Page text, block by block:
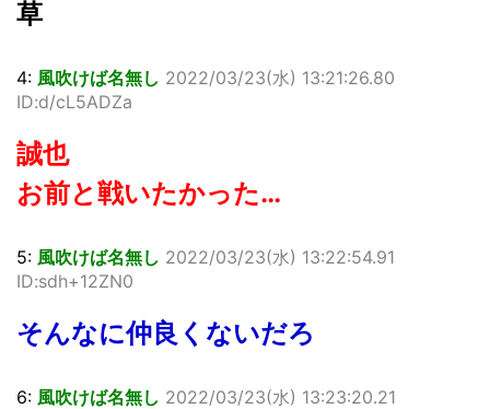
草
4: 風吹けば名無し 2022/03/23(水) 13:21:26.80
ID:d/cL5ADZa
誠也
お前と戦いたかった…
5: 風吹けば名無し 2022/03/23(水) 13:22:54.91
ID:sdh+12ZN0
そんなに仲良くないだろ
6: 風吹けば名無し 2022/03/23(水) 13:23:20.21